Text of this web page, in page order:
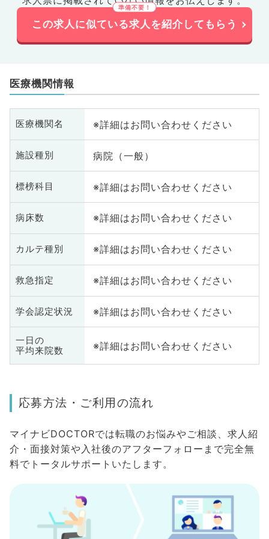
この求人に似ている求人を紹介してもらう
医療機関情報
医療機関名 ※詳細はお問い合わせください
施設種別 病院（一般）
標榜科目 ※詳細はお問い合わせください
病床数 ※詳細はお問い合わせください
カルテ種別 ※詳細はお問い合わせください
救急指定 ※詳細はお問い合わせください
学会認定状況 ※詳細はお問い合わせください
一日の
平均来院数
※詳細はお問い合わせください
応募方法・ご利用の流れ
マイナビDOCTORでは転職のお悩みやご相談、求人紹
介・面接対策や入社後のアフターフォローまで完全無
料でトータルサポートいたします。